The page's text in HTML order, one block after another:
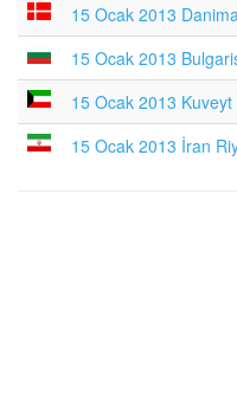
15 Ocak 2013
15 Ocak 2013
15 Ocak 2013
15 Ocak 2013 İran